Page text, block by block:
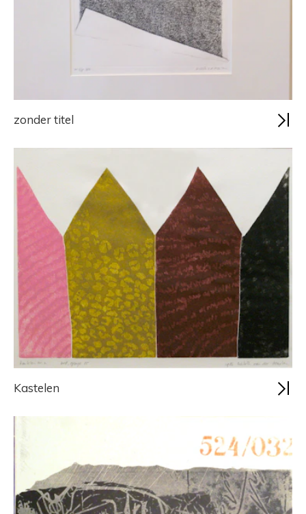
zonder titel
Kastelen